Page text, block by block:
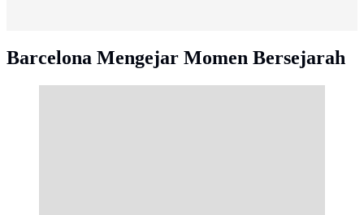
Barcelona Mengejar Momen Bersejarah